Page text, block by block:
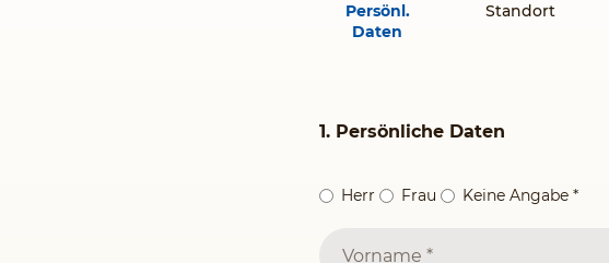
Persönl.
Daten
Standort
1. Persönliche Daten
Herr Frau Keine Angabe *